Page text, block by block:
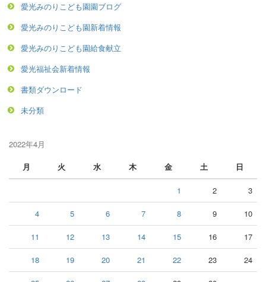
愛光みのりこども園園ブログ
愛光みのりこども園新着情報
愛光みのりこども園給食献立
愛光福祉会新着情報
書類ダウンロード
未分類
2022年4月
月
火 水 木 金 土 日
1 2 3
4 5 6 7 8 9 10
11 12 13 14 15 16 17
18 19 20 21 22 23 24